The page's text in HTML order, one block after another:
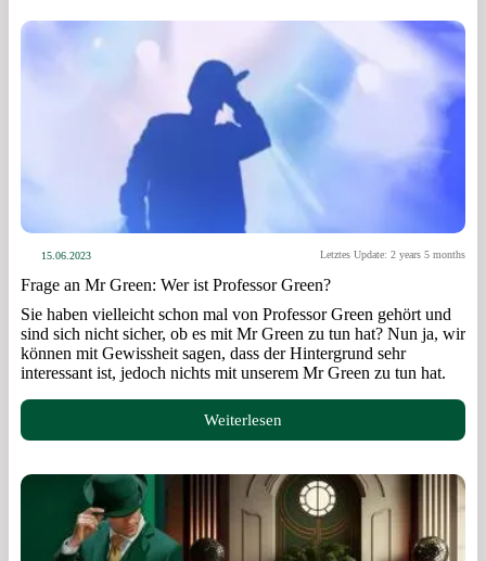
Frage an Mr Green: Wer ist Professor Green?
15.06.2023 Letztes Update: 2 years 5 months
Sie haben vielleicht schon mal von Professor Green gehört und
sind sich nicht sicher, ob es mit Mr Green zu tun hat? Nun ja, wir
können mit Gewissheit sagen, dass der Hintergrund sehr
interessant ist, jedoch nichts mit unserem Mr Green zu tun hat.
Weiterlesen